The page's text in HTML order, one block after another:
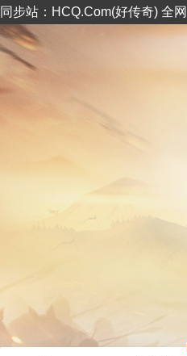
同步站：HCQ.Com(好传奇) 全